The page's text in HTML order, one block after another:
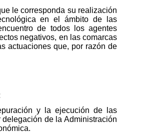
le corresponda su realización
en el ámbito de las
de todos los agentes
negativos, en las comarcas
actuaciones que, por razón de
y la ejecución de las
de la Administración